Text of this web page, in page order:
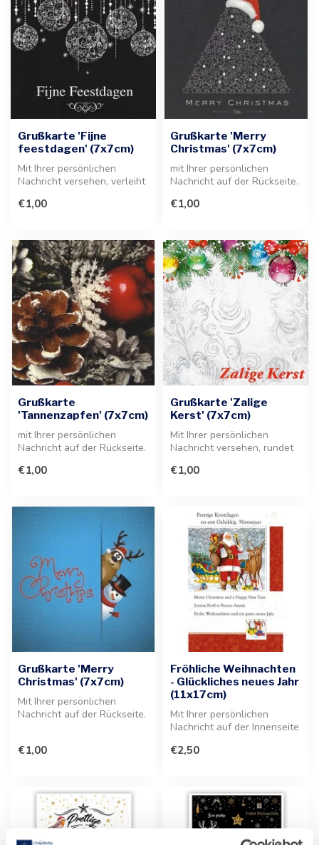
Grußkarte 'Fijne
feestdagen' (7x7cm)
Mit Ihrer persönlichen
Nachricht versehen, verleiht
€1,00
Grußkarte 'Merry
Christmas' (7x7cm)
mit Ihrer persönlichen
Nachricht auf der Rückseite.
im...
€1,00
Grußkarte
'Tannenzapfen' (7x7cm)
mit Ihrer persönlichen
Nachricht auf der Rückseite.
im...
€1,00
Grußkarte 'Zalige
Kerst' (7x7cm)
Mit Ihrer persönlichen
Nachricht versehen, rundet
Präsent ...
€1,00
Grußkarte 'Merry
Christmas' (7x7cm)
Mit Ihrer persönlichen
Nachricht auf der Rückseite.
€1,00
Fröhliche Weihnachten
- Glückliches neues Jahr
(11x17cm)
Mit Ihrer persönlichen
Nachricht auf der Innenseite
€2,50